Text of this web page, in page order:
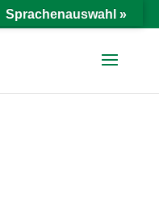
info@keiperkg.de
Sprachenauswahl »